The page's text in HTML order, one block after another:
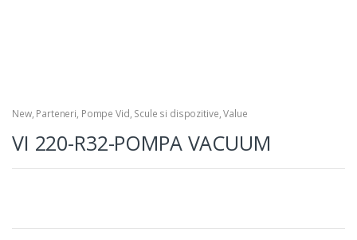
New, Parteneri, Pompe Vid, Scule si dispozitive,Value
VI 220-R32-POMPA VACUUM